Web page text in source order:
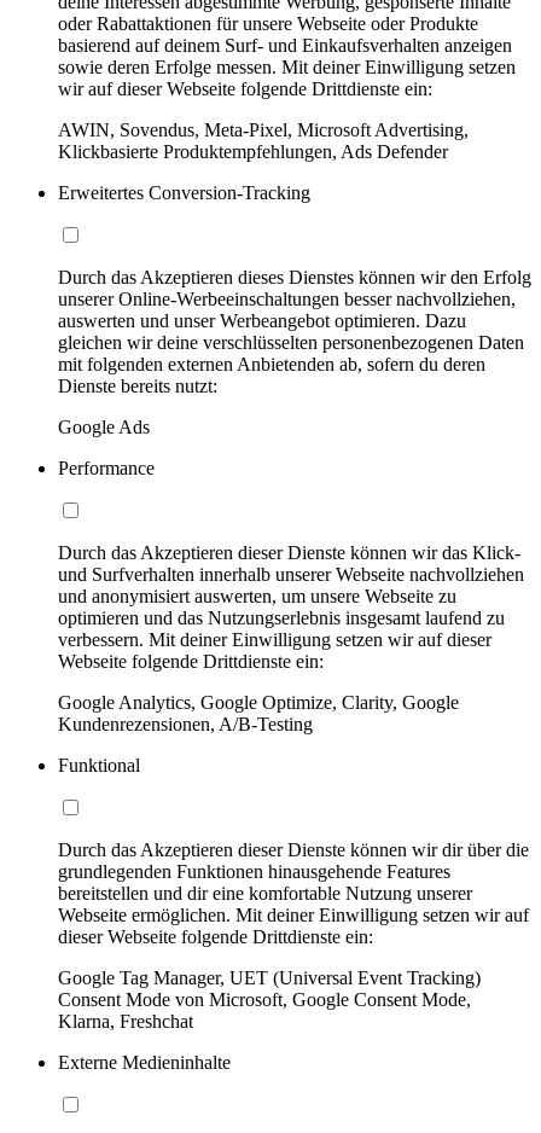
oder Rabattaktionen für unsere Webseite oder Produkte
basierend auf deinem Surf- und Einkaufsverhalten anzeigen
sowie deren Erfolge messen. Mit deiner Einwilligung setzen
wir auf dieser Webseite folgende Drittdienste ein:
AWIN, Sovendus, Meta-Pixel, Microsoft Advertising,
Klickbasierte Produktempfehlungen, Ads Defender
Erweitertes Conversion-Tracking
Durch das Akzeptieren dieses Dienstes können wir den Erfolg
unserer Online-Werbeeinschaltungen besser nachvollziehen,
auswerten und unser Werbeangebot optimieren. Dazu
gleichen wir deine verschlüsselten personenbezogenen Daten
mit folgenden externen Anbietenden ab, sofern du deren
Dienste bereits nutzt:
Google Ads
Performance
Durch das Akzeptieren dieser Dienste können wir das Klick-
und Surfverhalten innerhalb unserer Webseite nachvollziehen
und anonymisiert auswerten, um unsere Webseite zu
optimieren und das Nutzungserlebnis insgesamt laufend zu
verbessern. Mit deiner Einwilligung setzen wir auf dieser
Webseite folgende Drittdienste ein:
Google Analytics, Google Optimize, Clarity, Google
Kundenrezensionen, A/B-Testing
Funktional
Durch das Akzeptieren dieser Dienste können wir dir über die
grundlegenden Funktionen hinausgehende Features
bereitstellen und dir eine komfortable Nutzung unserer
Webseite ermöglichen. Mit deiner Einwilligung setzen wir auf
dieser Webseite folgende Drittdienste ein:
Google Tag Manager, UET (Universal Event Tracking)
Consent Mode von Microsoft, Google Consent Mode,
Klarna, Freshchat
Externe Medieninhalte